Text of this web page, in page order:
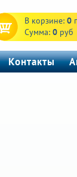
В корзине: 0
Сумма: 0 руб
Контакты